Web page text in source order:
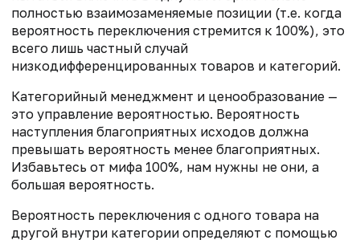
полностью взаимозаменяемые позиции (т.е. когда
вероятность переключения стремится к 100%), это
всего лишь частный случай
низкодифференцированных товаров и категорий.
Категорийный менеджмент и ценообразование —
это управление вероятностью. Вероятность
наступления благоприятных исходов должна
превышать вероятность менее благоприятных.
Избавьтесь от мифа 100%, нам нужны не они, а
большая вероятность.
Вероятность переключения с одного товара на
другой внутри категории определяют с помощью